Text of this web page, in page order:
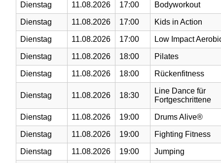
Dienstag 11.08.2026 17:00 Bodyworkout
Dienstag 11.08.2026 17:00 Kids in Action
Dienstag 11.08.2026 17:00 Low Impact
Dienstag 11.08.2026 18:00 Pilates
Dienstag 11.08.2026 18:00 Rückenfitness
Dienstag 11.08.2026 18:30
Line Dance für
Fortgeschrittene
Dienstag 11.08.2026 19:00 Drums Alive®
Dienstag 11.08.2026 19:00 Fighting Fitness
Dienstag 11.08.2026 19:00 Jumping